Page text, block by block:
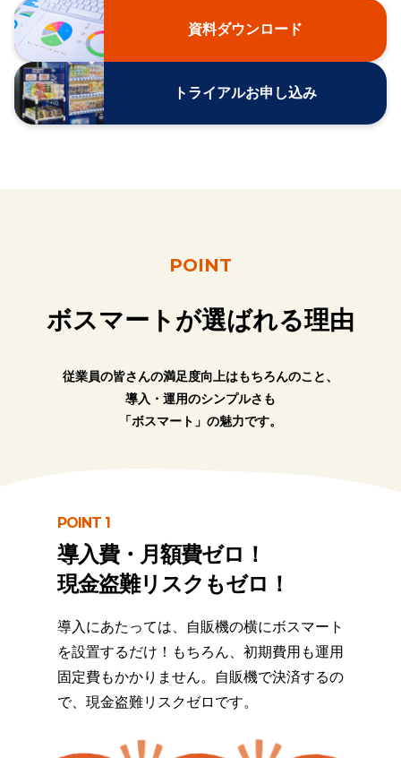
資料ダウンロード
トライアルお申し込み
POINT
ボスマートが選ばれる理由
従業員の皆さんの満足度向上はもちろんのこと、
導入・運用のシンプルさも
「ボスマート」の魅力です。
POINT 1
導入費・月額費ゼロ！
現金盗難リスクもゼロ！
導入にあたっては、自販機の横にボスマート
を設置するだけ！もちろん、初期費用も運用
固定費もかかりません。自販機で決済するの
で、現金盗難リスクゼロです。